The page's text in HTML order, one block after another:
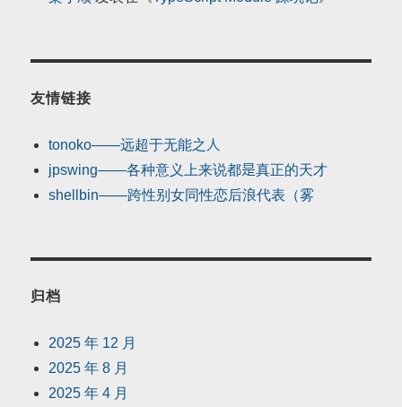
友情链接
tonoko——远超于无能之人
jpswing——各种意义上来说都是真正的天才
shellbin——跨性别女同性恋后浪代表（雾
归档
2025 年 12 月
2025 年 8 月
2025 年 4 月